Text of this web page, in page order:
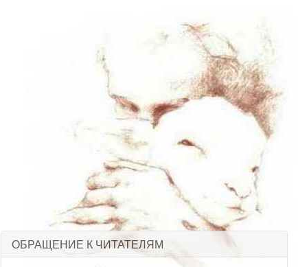
ОБРАЩЕНИЕ К ЧИТАТЕЛЯМ